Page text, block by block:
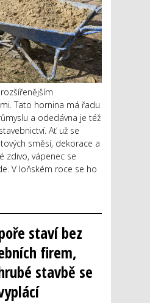
Tato hornina má řadu
a odedávna je též
Ať už se
směsí, dekorace a
zdivo, vápenec se
V loňském roce se ho
staví bez
firem,
stavbě se